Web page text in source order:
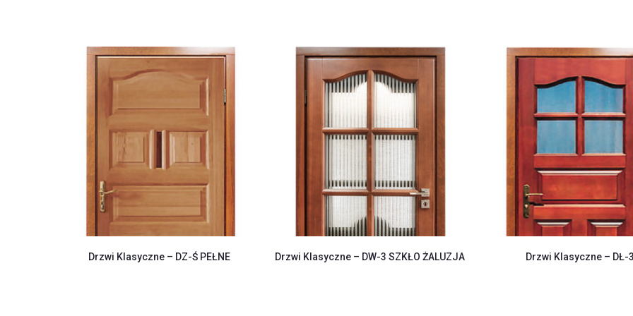
Drzwi Klasyczne – DZ-Ś PEŁNE Drzwi Klasyczne – DW-3 SZKŁO ŻALUZJA Drzwi Klasyczne – DŁ-